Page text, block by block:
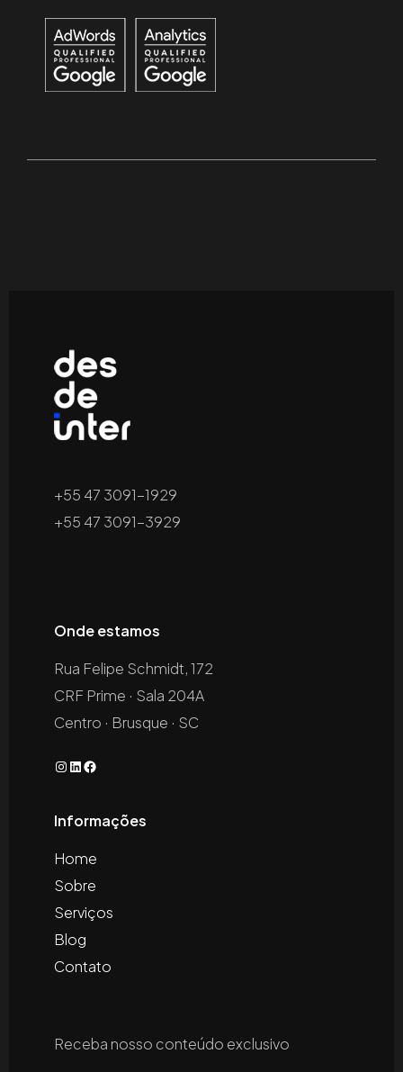
+55 47 3091-1929
+55 47 3091-3929
Onde estamos
Rua Felipe Schmidt, 172
CRF Prime · Sala 204A
Centro · Brusque · SC
Informações
Home
Sobre
Serviços
Blog
Contato
Receba nosso conteúdo exclusivo